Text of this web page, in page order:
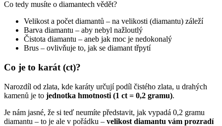
Co tedy musíte o diamantech vědět?
Velikost a počet diamantů – na velikosti (diamantu) záleží
Barva diamantu – aby nebyl nažloutlý
Čistota diamantu – aneb jak moc je nedokonalý
Brus – ovlivňuje to, jak se diamant třpytí
Co je to karát (ct)?
Narozdíl od zlata, kde karáty určují podíl čistého zlata, u drahých
kamenů je to jednotka hmotnosti (1 ct = 0,2 gramu).
Je nám jasné, že si teď neumíte představit, jak vypadá 0,2 gramu
diamantu – to je ale v pořádku – velikost diamantu vám prozradí